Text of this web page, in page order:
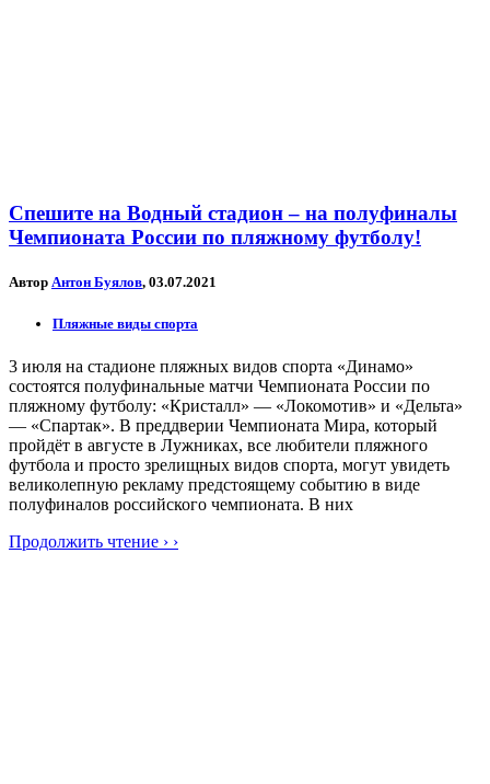
Спешите на Водный стадион – на полуфиналы
Чемпионата России по пляжному футболу!
Автор Антон Буялов, 03.07.2021
Пляжные виды спорта
3 июля на стадионе пляжных видов спорта «Динамо»
состоятся полуфинальные матчи Чемпионата России по
пляжному футболу: «Кристалл» — «Локомотив» и «Дельта»
— «Спартак». В преддверии Чемпионата Мира, который
пройдёт в августе в Лужниках, все любители пляжного
футбола и просто зрелищных видов спорта, могут увидеть
великолепную рекламу предстоящему событию в виде
полуфиналов российского чемпионата. В них
Продолжить чтение › ›